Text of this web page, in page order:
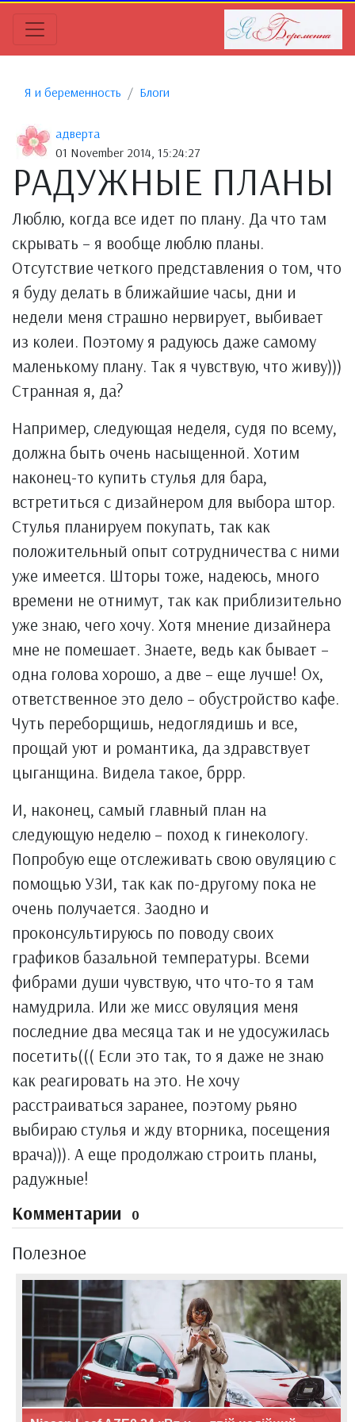
Я и беременность Блоги
адверта
01 November 2014, 15:24:27
РАДУЖНЫЕ ПЛАНЫ
Люблю, когда все идет по плану. Да что там
скрывать – я вообще люблю планы.
Отсутствие четкого представления о том, что
я буду делать в ближайшие часы, дни и
недели меня страшно нервирует, выбивает
из колеи. Поэтому я радуюсь даже самому
маленькому плану. Так я чувствую, что живу)))
Странная я, да?
Например, следующая неделя, судя по всему,
должна быть очень насыщенной. Хотим
наконец-то купить стулья для бара,
встретиться с дизайнером для выбора штор.
Стулья планируем покупать, так как
положительный опыт сотрудничества с ними
уже имеется. Шторы тоже, надеюсь, много
времени не отнимут, так как приблизительно
уже знаю, чего хочу. Хотя мнение дизайнера
мне не помешает. Знаете, ведь как бывает –
одна голова хорошо, а две – еще лучше! Ох,
ответственное это дело – обустройство кафе.
Чуть переборщишь, недоглядишь и все,
прощай уют и романтика, да здравствует
цыганщина. Видела такое, бррр.
И, наконец, самый главный план на
следующую неделю – поход к гинекологу.
Попробую еще отслеживать свою овуляцию с
помощью УЗИ, так как по-другому пока не
очень получается. Заодно и
проконсультируюсь по поводу своих
графиков базальной температуры. Всеми
фибрами души чувствую, что что-то я там
намудрила. Или же мисс овуляция меня
последние два месяца так и не удосужилась
посетить((( Если это так, то я даже не знаю
как реагировать на это. Не хочу
расстраиваться заранее, поэтому рьяно
выбираю стулья и жду вторника, посещения
врача))). А еще продолжаю строить планы,
радужные!
Комментарии 0
Полезное